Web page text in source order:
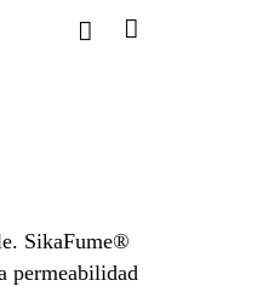
SikaFume®
permeabilidad